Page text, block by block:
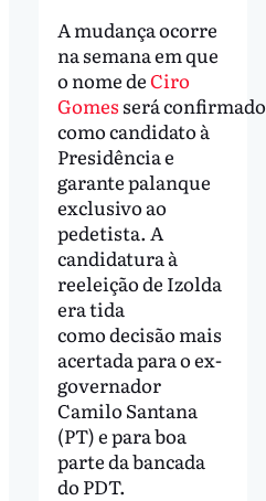
A mudança ocorre
na semana em que
o nome deCiro
Gomes será confirmado
como candidato à
Presidência e
garante palanque
exclusivo ao
pedetista. A
candidatura à
reeleição de Izolda
era tida
como decisão mais
acertada para o ex-
governador
Camilo Santana
(PT) e para boa
parte da bancada
do PDT.